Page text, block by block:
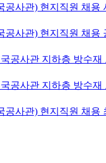
사관) 현지직원 채용
공사관) 현지직원 채용
공사관 지하층 방수재
공사관 지하층 방수재
사관) 현지직원 채용